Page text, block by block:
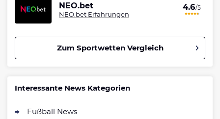
NEO.bet
NEO.bet Erfahrungen
4.6/5
Zum Sportwetten Vergleich
100% bis zu 80€
Interwetten Bonus
Interessante News Kategorien
Fußball News